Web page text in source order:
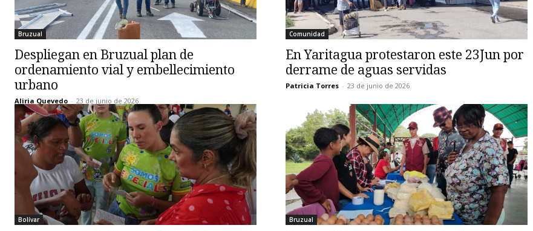
Bruzual
Despliegan en Bruzual plan de
ordenamiento vial y embellecimiento
urbano
Aliria Quevedo - 23 de junio de 2026
Comunidad
En Yaritagua protestaron este 23Jun por
derrame de aguas servidas
Patricia Torres - 23 de junio de 2026
Bolívar Bruzual